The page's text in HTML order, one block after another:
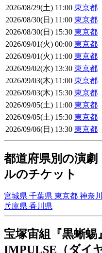
2026/08/29(土) 11:00 東京都
2026/08/30(日) 11:00 東京都
2026/08/30(日) 15:30 東京都
2026/09/01(火) 00:00 東京都
2026/09/01(火) 11:00 東京都
2026/09/02(水) 13:30 東京都
2026/09/03(木) 11:00 東京都
2026/09/03(木) 15:30 東京都
2026/09/05(土) 11:00 東京都
2026/09/05(土) 15:30 東京都
2026/09/06(日) 13:30 東京都
都道府県別の演劇
ルのチケット
宮城県 千葉県 東京都 神奈
兵庫県 香川県
宝塚宙組『黒蜥蜴
IMPULSE（ダイ